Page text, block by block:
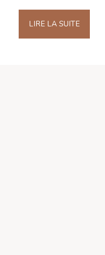
LIRE LA SUITE